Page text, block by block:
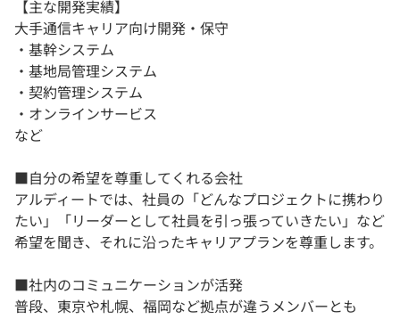
【主な開発実績】
大手通信キャリア向け開発・保守
・基幹システム
・基地局管理システム
・契約管理システム
・オンラインサービス
など
■自分の希望を尊重してくれる会社
アルディートでは、社員の「どんなプロジェクトに携わり
たい」「リーダーとして社員を引っ張っていきたい」など
希望を聞き、それに沿ったキャリアプランを尊重します。
■社内のコミュニケーションが活発
普段、東京や札幌、福岡など拠点が違うメンバーとも